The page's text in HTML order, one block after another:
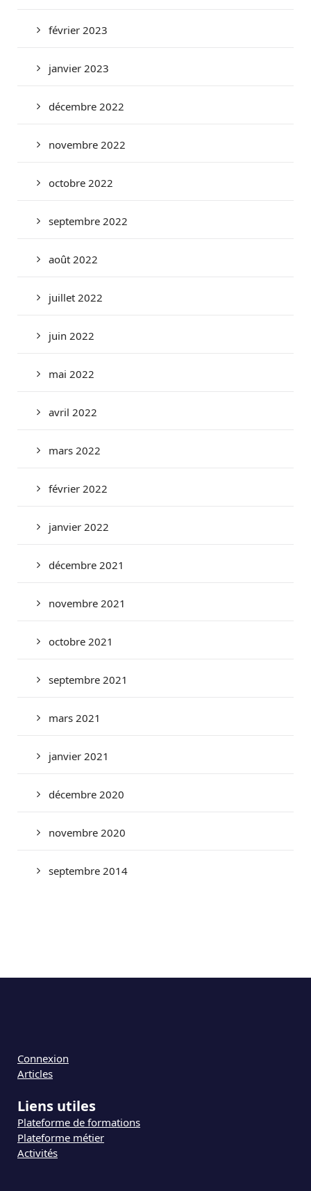
février 2023
janvier 2023
décembre 2022
novembre 2022
octobre 2022
septembre 2022
août 2022
juillet 2022
juin 2022
mai 2022
avril 2022
mars 2022
février 2022
janvier 2022
décembre 2021
novembre 2021
octobre 2021
septembre 2021
mars 2021
janvier 2021
décembre 2020
novembre 2020
septembre 2014
Connexion
Articles
Liens utiles
Plateforme de formations
Plateforme métier
Activités